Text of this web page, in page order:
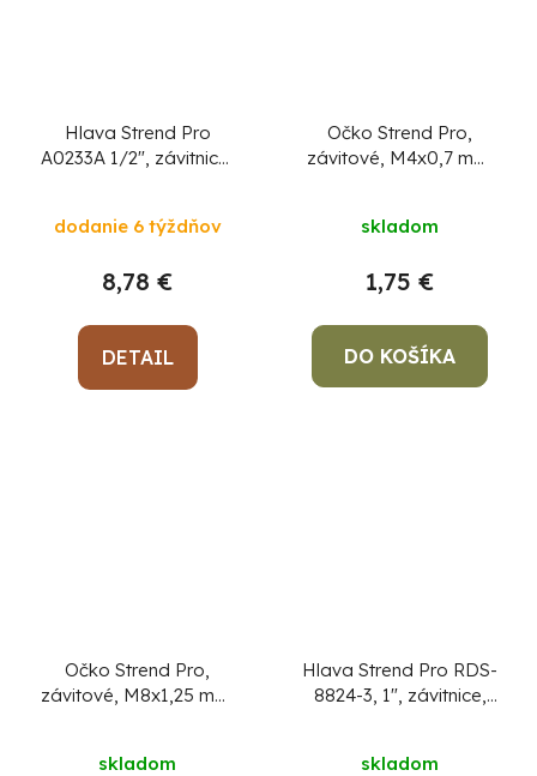
Hlava Strend Pro
A0233A 1/2", závitnice,
dodanie 6 týždňov
8,78 €
DETAIL
Očko Strend Pro,
závitové, M4x0,7 mm,
skladom
1,75 €
DO KOŠÍKA
Očko Strend Pro,
závitové, M8x1,25 mm,
skladom
Hlava Strend Pro RDS-
8824-3, 1", závitnice,
skladom